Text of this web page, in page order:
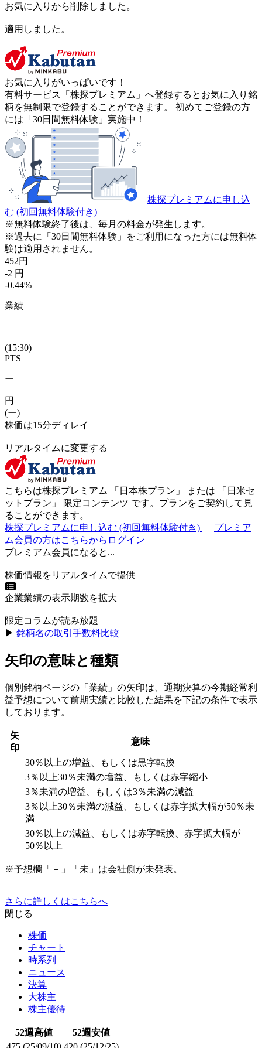
お気に入りから削除しました。
適用しました。
お気に入りがいっぱいです！
有料サービス「株探プレミアム」へ登録するとお気に入り銘
柄を無制限で登録することができます。 初めてご登録の方
には「30日間無料体験」実施中！
株探プレミアムに申し込
む (初回無料体験付き)
※無料体験終了後は、毎月の料金が発生します。
※過去に「30日間無料体験」をご利用になった方には無料体
験は適用されません。
452円
-2 円
-0.44%
業績
(15:30)
PTS
ー
円
(ー)
株価は15分ディレイ
リアルタイムに変更する
こちらは株探プレミアム 「 日本株プラン 」 または 「 日米セ
ットプラン 」 限定コンテンツ です。プランをご契約して見
ることができます。
株探プレミアムに申し込む (初回無料体験付き)
プレミア
ム会員の方はこちらからログイン
プレミアム会員になると...
株価情報をリアルタイムで提供
企業業績の表示期数を拡大
限定コラムが読み放題
▶︎ 銘柄名の取引手数料比較
矢印の意味と種類
個別銘柄ページの「業績」の矢印は、通期決算の今期経常利
益予想について前期実績と比較した結果を下記の条件で表示
しております。
矢
印
意味
30％以上の増益、もしくは黒字転換
3％以上30％未満の増益、もしくは赤字縮小
3％未満の増益、もしくは3％未満の減益
3％以上30％未満の減益、もしくは赤字拡大幅が50％未
満
30％以上の減益、もしくは赤字転換、赤字拡大幅が
50％以上
※予想欄「－」「未」は会社側が未発表。
さらに詳しくはこちらへ
閉じる
株価
チャート
時系列
ニュース
決算
大株主
株主優待
52週高値
52週安値